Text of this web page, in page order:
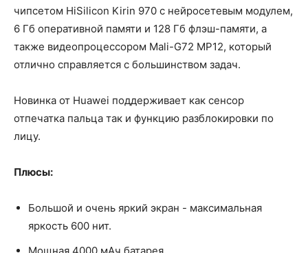
чипсетом HiSilicon Kirin 970 с нейросетевым модулем,
6 Гб оперативной памяти и 128 Гб флэш-памяти, а
также видеопроцессором Mali-G72 MP12, который
отлично справляется с большинством задач.
Новинка от Huawei поддерживает как сенсор
отпечатка пальца так и функцию разблокировки по
лицу.
Плюсы:
Большой и очень яркий экран - максимальная
яркость 600 нит.